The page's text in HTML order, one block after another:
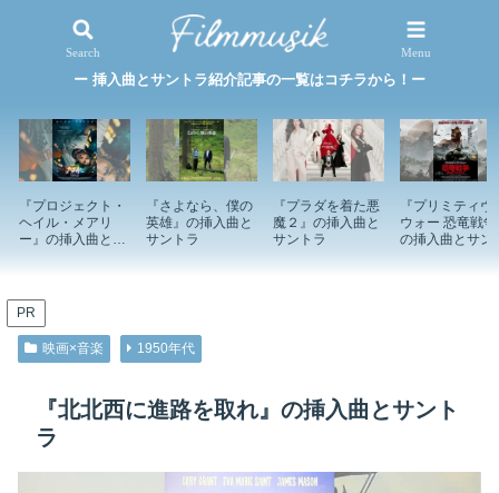
映画×音楽 特集記事
ー 挿入曲とサントラ紹介記事の一覧はコチラから！ー
『プロジェクト・
ヘイル・メアリ
ー』の挿入曲とサ
『さよなら、僕の
英雄』の挿入曲と
サントラ
『プラダを着た悪
魔２』の挿入曲と
サントラ
『プリミティヴ
ウォー 恐竜戦
の挿入曲とサン
PR
映画×音楽 1950年代
『北北西に進路を取れ』の挿入曲とサント
ラ
Search Menu